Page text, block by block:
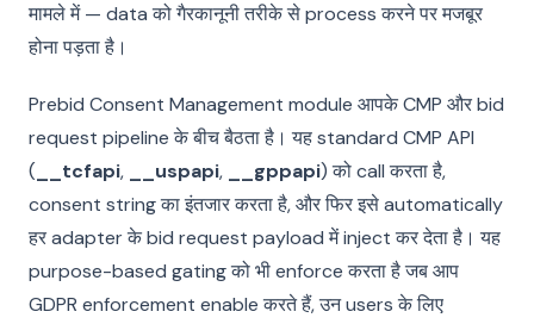
मामले में — data को गैरकानूनी तरीके से process करने पर मजबूर
होना पड़ता है।
Prebid Consent Management module आपके CMP और bid
request pipeline के बीच बैठता है। यह standard CMP API
( __tcfapi, __uspapi, __gppapi) को call करता है,
consent string का इंतजार करता है, और फिर इसे automatically
हर adapter के bid request payload में inject कर देता है। यह
purpose-based gating को भी enforce करता है जब आप
GDPR enforcement enable करते हैं, उन users के लिए